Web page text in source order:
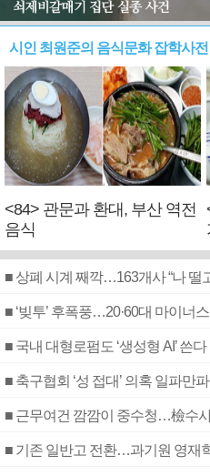
시인 최원준의 음식문화 잡학사전
<84> 관문과 환대, 부산 역전
음식
■ 상폐 시계 째깍…163개사 “나 떨
■ ‘빚투’ 후폭풍…20·60대 마이너
■ 국내 대형로펌도 ‘생성형 AI’ 쓴다
■ 근무여건 깜깜이 중수청…檢수
■ 기존 일반고 전환…과기원 영재